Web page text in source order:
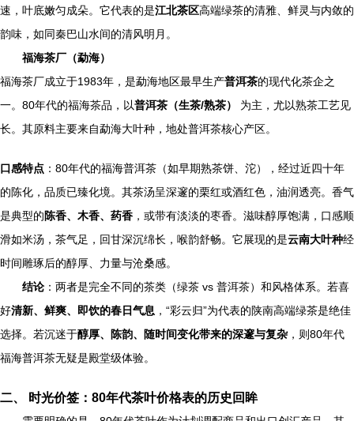
速，叶底嫩匀成朵。它代表的是江北茶区高端绿茶的清雅、鲜灵与内敛的
韵味，如同秦巴山水间的清风明月。
福海茶厂（勐海）
福海茶厂成立于1983年，是勐海地区最早生产普洱茶的现代化茶企之
一。80年代的福海茶品，以普洱茶（生茶/熟茶）
为主，尤以熟茶工艺见
长。其原料主要来自勐海大叶种，地处普洱茶核心产区。
口感特点 ：80年代的福海普洱茶（如早期熟茶饼、沱），经过近四十年
的陈化，品质已臻化境。其茶汤呈深邃的栗红或酒红色，油润透亮。香气
是典型的陈香、木香、药香 ，或带有淡淡的枣香。滋味醇厚饱满，口感顺
滑如米汤，茶气足，回甘深沉绵长，喉韵舒畅。它展现的是云南大叶种经
时间雕琢后的醇厚、力量与沧桑感。
结论 ：两者是完全不同的茶类（绿茶 vs 普洱茶）和风格体系。若喜
好清新、鲜爽、即饮的春日气息 ，“彩云归”为代表的陕南高端绿茶是绝佳
选择。若沉迷于醇厚、陈韵、随时间变化带来的深邃与复杂 ，则80年代
福海普洱茶无疑是殿堂级体验。
二、 时光价签：80年代茶叶价格表的历史回眸